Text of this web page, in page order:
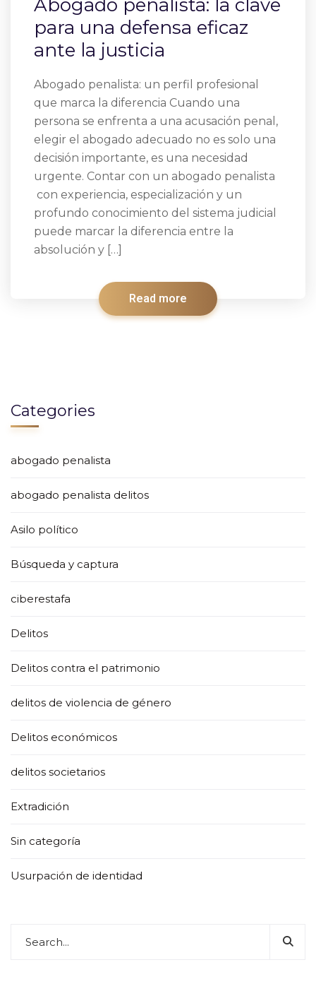
Abogado penalista: la clave
para una defensa eficaz
ante la justicia
Abogado penalista: un perfil profesional
que marca la diferencia Cuando una
persona se enfrenta a una acusación penal,
elegir el abogado adecuado no es solo una
decisión importante, es una necesidad
urgente. Contar con un abogado penalista
con experiencia, especialización y un
profundo conocimiento del sistema judicial
puede marcar la diferencia entre la
absolución y […]
Read more
Categories
abogado penalista
abogado penalista delitos
Asilo político
Búsqueda y captura
ciberestafa
Delitos
Delitos contra el patrimonio
delitos de violencia de género
Delitos económicos
delitos societarios
Extradición
Sin categoría
Usurpación de identidad